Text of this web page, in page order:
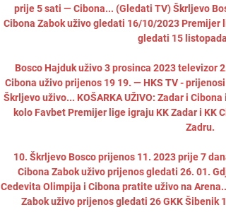
prije 5 sati — Cibona... (Gledati TV) Škrljevo
Cibona Zabok uživo gledati 16/10/2023 Premijer
gledati 15
Bosco Hajduk uživo 3 prosinca 2023 televizor
Cibona uživo prijenos 19 19. — HKS TV -
Škrljevo uživo... KOŠARKA UŽIVO: Zadar i
kolo Favbet Premijer lige igraju KK Zadar i KK
Zadru.
10. Škrljevo Bosco prijenos 11. 2023 prije 7
Cibona Zabok uživo prijenos gledati 26. 01.
Cedevita Olimpija i Cibona pratite uživo na
Zabok uživo prijenos gledati 26 GKK Šibenik